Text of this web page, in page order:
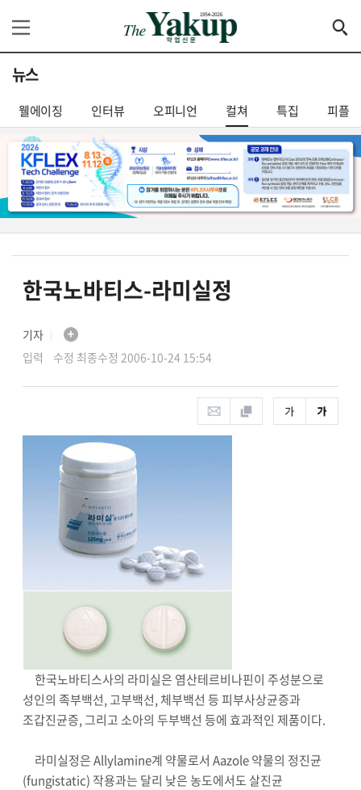
뉴스
웰에이징 인터뷰 오피니언 컬쳐 특집 피플
한국노바티스-라미실정
기자
입력 수정 최종수정 2006-10-24 15:54
한국노바티스사의 라미실은 염산테르비나핀이 주성분으로
성인의 족부백선, 고부백선, 체부백선 등 피부사상균증과
조갑진균증, 그리고 소아의 두부백선 등에 효과적인 제품이다.
라미실정은 Allylamine계 약물로서 Aazole 약물의 정진균
(fungistatic) 작용과는 달리 낮은 농도에서도 살진균